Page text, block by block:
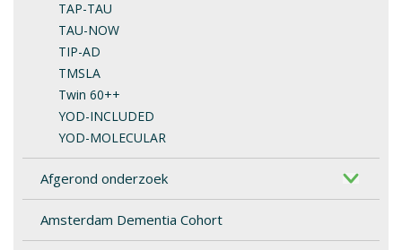
TAP-TAU
TAU-NOW
TIP-AD
TMSLA
Twin 60++
YOD-INCLUDED
YOD-MOLECULAR
Afgerond onderzoek
Amsterdam Dementia Cohort